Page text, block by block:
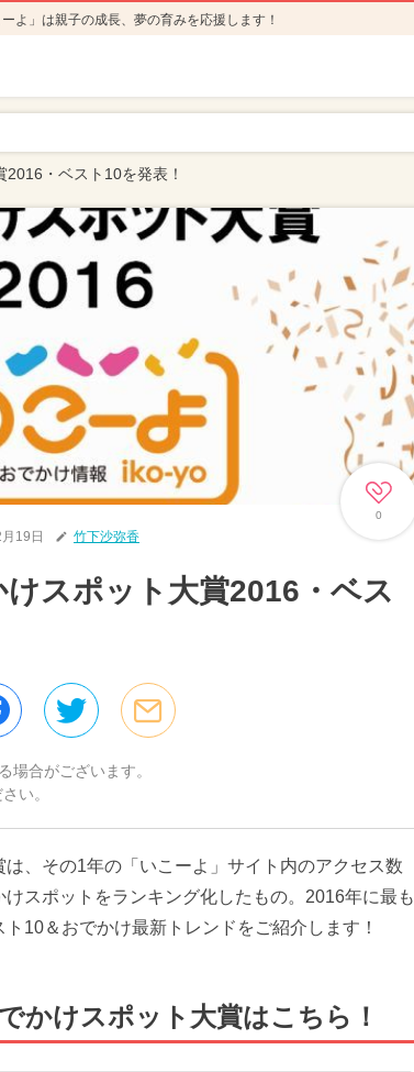
よ」は親子の成長、夢の育みを応援します！
2016・ベスト10を発表！
0
19日 竹下沙弥香
けスポット大賞2016・ベス
場合がございます。
い。
は、その1年の「いこーよ」サイト内のアクセス数
スポットをランキング化したもの。2016年に最も
10＆おでかけ最新トレンドをご紹介します！
かけスポット大賞はこちら！